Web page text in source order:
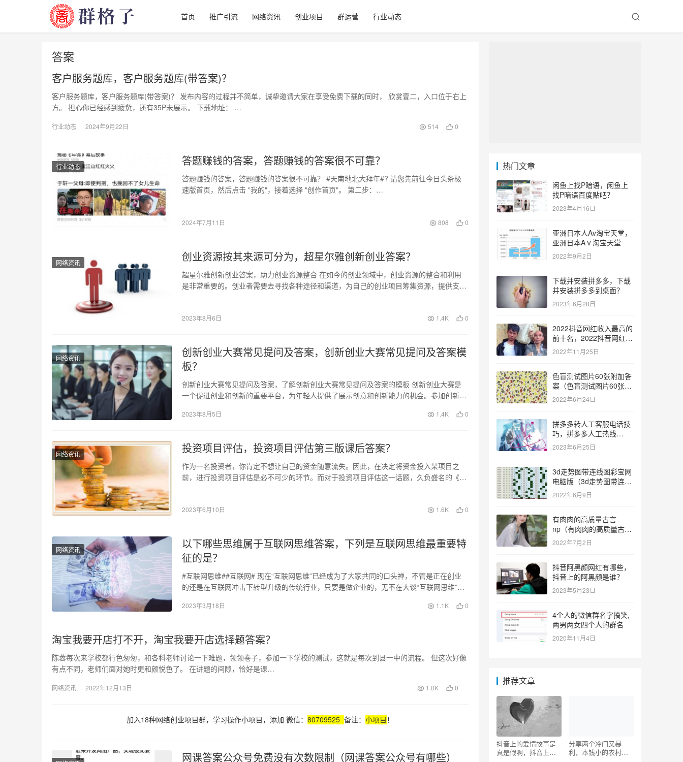
首页 推广引流 网络资讯 创业项目 群运营 行业动态
答案
客户服务题库，客户服务题库(带答案)？
客户服务题库，客户服务题库(带答案)？ 发布内容的过程并不简单，诚挚邀请大家在享受免费下载的同时， 欣赏壹二，入口位于右上
方。 担心你已经感到疲惫，还有35P未展示。 下载地址： …
行业动态 2024年9月22日 514 0
行业动态 答题赚钱的答案，答题赚钱的答案很不可靠？
答题赚钱的答案，答题赚钱的答案很不可靠？ #天南地北大拜年#? 请您先前往今日头条极
速版首页，然后点击 "我的"，接着选择 "创作首页"。 第二步：…
2024年7月11日 808 0
网络资讯 创业资源按其来源可分为，超星尔雅创新创业答案？
超星尔雅创新创业答案，助力创业资源整合 在如今的创业领域中，创业资源的整合和利用
是非常重要的。创业者需要去寻找各种途径和渠道，为自己的创业项目筹集资源，提供支持
2023年8月6日 1.4K 0
网络资讯
创新创业大赛常见提问及答案，创新创业大赛常见提问及答案模
板？
创新创业大赛常见提问及答案，了解创新创业大赛常见提问及答案的模板 创新创业大赛是
一个促进创业和创新的重要平台，为年轻人提供了展示创意和创新能力的机会。参加创新创
2023年8月5日 1.4K 0
网络资讯 投资项目评估，投资项目评估第三版课后答案？
作为一名投资者，你肯定不想让自己的资金随意流失。因此，在决定将资金投入某项目之
前，进行投资项目评估是必不可少的环节。而对于投资项目评估这一话题，久负盛名的《投
2023年6月10日 1.6K 0
网络资讯
以下哪些思维属于互联网思维答案，下列是互联网思维最重要特
征的是？
#互联网思维##互联网# 现在“互联网思维”已经成为了大家共同的口头禅，不管是正在创业
的还是在互联网冲击下转型升级的传统行业，只要是做企业的，无不在大谈“互联网思维”。
2023年3月18日 1.1K 0
淘宝我要开店打不开，淘宝我要开店选择题答案？
陈蓉每次来学校都行色匆匆，和各科老师讨论一下难题，领领卷子，参加一下学校的测试，这就是每次到县一中的流程。 但这次好像
有点不同，老师们面对她时更和颜悦色了。 在讲题的间隙，恰好是课…
网络资讯 2022年12月13日 1.0K 0
加入18种网络创业项目群，学习操作小项目，添加 微信： 80709525 备注： 小项目 ！
网课答案公众号免费没有次数限制（网课答案公众号有哪些）
热门文章
闲鱼上找P暗语，闲鱼上
找P暗语百度贴吧？
2023年4月16日
亚洲日本人Av淘宝天堂，
亚洲日本Aⅴ淘宝天堂
2022年9月2日
下载并安装拼多多，下载
并安装拼多多到桌面？
2023年6月28日
2022抖音网红收入最高的
前十名，2022抖音网红收
入最高的前十名有哪些？
2022年11月25日
色盲测试图片60张附加答
案（色盲测试图片60张复
杂）
2022年6月24日
拼多多转人工客服电话技
巧，拼多多人工热线
9541344？
2023年6月25日
3d走势图带连线图彩宝网
电脑版（3d走势图带连线
图彩宝网手机版）
2022年6月9日
有肉肉的高质量古言
np（有肉肉的高质量古言
np推荐）
2022年7月2日
抖音阿黑颜网红有哪些，
抖音上的阿黑颜是谁？
2023年5月23日
4个人的微信群名字搞笑,
两男两女四个人的群名
2020年11月4日
推荐文章
抖音上的爱情故事是
真是假啊，抖音上的
分享两个冷门又暴
利，本钱小的农村创